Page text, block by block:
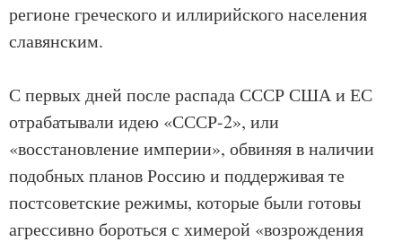
регионе греческого и иллирийского населения
славянским.
С первых дней после распада СССР США и ЕС
отрабатывали идею «СССР-2», или
«восстановление империи», обвиняя в наличии
подобных планов Россию и поддерживая те
постсоветские режимы, которые были готовы
агрессивно бороться с химерой «возрождения